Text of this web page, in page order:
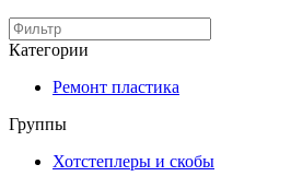
Категории
Ремонт пластика
Группы
Хотстеплеры и скобы